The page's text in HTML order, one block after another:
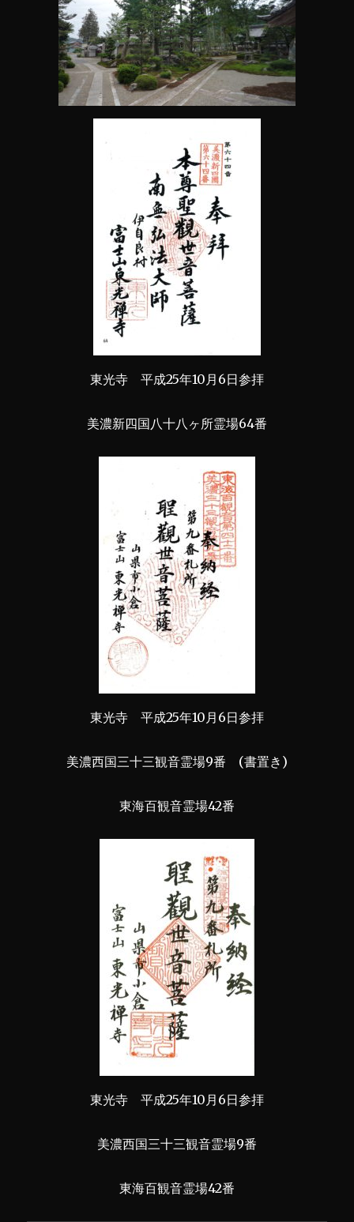
東光寺 平成25年10月6日参拝
美濃新四国八十八ヶ所霊場64番
東光寺 平成25年10月6日参拝
美濃西国三十三観音霊場9番 (書置き)
東海百観音霊場42番
東光寺 平成25年10月6日参拝
美濃西国三十三観音霊場9番
東海百観音霊場42番